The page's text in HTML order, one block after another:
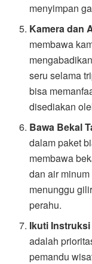
menyimpan
Kamera dan
membawa
seru selama
bisa
disediakan
Bawa Bekal
dalam paket
membawa
dan air
menunggu
perahu.
Ikuti
adalah
pemandu